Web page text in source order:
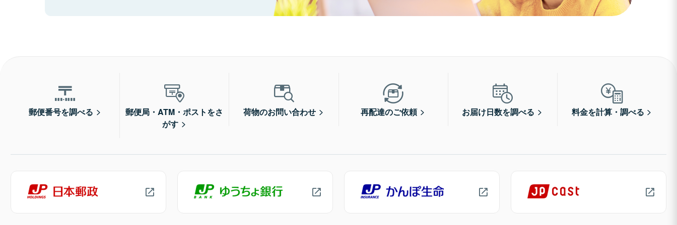
郵便番号を調べる
郵便局・ATM・ポストをさ
がす
荷物のお問い合わせ 再配達のご依頼 お届け日数を調べる 料金を計算・調べる